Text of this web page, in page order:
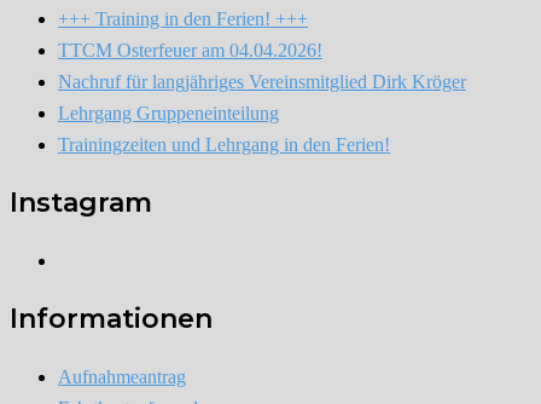
+++ Training in den Ferien! +++
TTCM Osterfeuer am 04.04.2026!
Nachruf für langjähriges Vereinsmitglied Dirk Kröger
Lehrgang Gruppeneinteilung
Trainingzeiten und Lehrgang in den Ferien!
Instagram
Informationen
Aufnahmeantrag